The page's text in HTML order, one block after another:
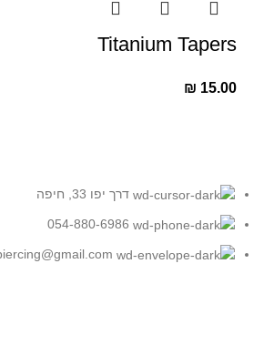
Titanium Tapers
₪ 15.00
דרך יפו 33, חיפה
054-880-6986